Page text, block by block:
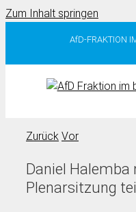
Zum Inhalt springen
AfD-FRAKTION
Zurück Vor
Daniel
Plenarsitzung